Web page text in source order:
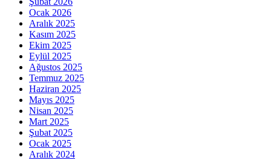
Ocak 2026
Aralık 2025
Kasım 2025
Ekim 2025
Eylül 2025
Ağustos 2025
Temmuz 2025
Haziran 2025
Mayıs 2025
Nisan 2025
Mart 2025
Şubat 2025
Ocak 2025
Aralık 2024